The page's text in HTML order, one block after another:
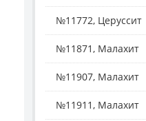
№11772, Церуссит
№11871, Малахит
№11907, Малахит
№11911, Малахит